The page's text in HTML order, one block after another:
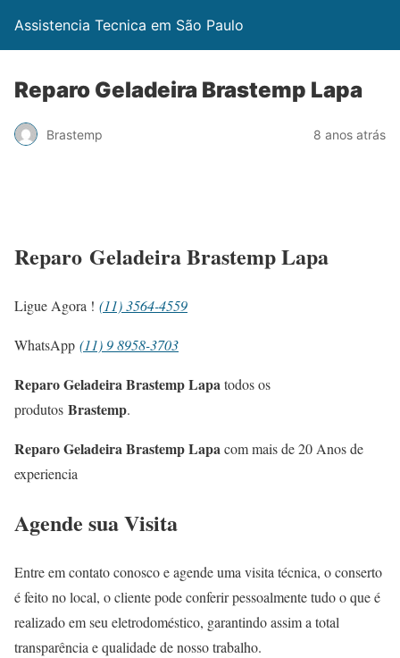
Assistencia Tecnica em São Paulo
Reparo Geladeira Brastemp Lapa
Brastemp 8 anos atrás
Reparo Geladeira Brastemp Lapa
Ligue Agora ! (11) 3564-4559
WhatsApp (11) 9 8958-3703
Reparo Geladeira Brastemp Lapatodos os
produtos Brastemp.
Reparo Geladeira Brastemp Lapacom mais de 20 Anos de
experiencia
Agende sua Visita
Entre em contato conosco e agende uma visita técnica, o conserto
é feito no local, o cliente pode conferir pessoalmente tudo o que é
realizado em seu eletrodoméstico, garantindo assim a total
transparência e qualidade de nosso trabalho.